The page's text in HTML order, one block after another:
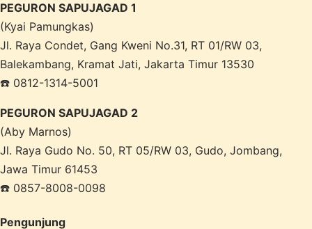
PEGURON SAPUJAGAD 1
(Kyai Pamungkas)
Jl. Raya Condet, Gang Kweni No.31, RT 01/RW 03,
Balekambang, Kramat Jati, Jakarta Timur 13530
☎️ 0812-1314-5001
PEGURON SAPUJAGAD 2
(Aby Marnos)
Jl. Raya Gudo No. 50, RT 05/RW 03, Gudo, Jombang,
Jawa Timur 61453
☎️ 0857-8008-0098
Pengunjung